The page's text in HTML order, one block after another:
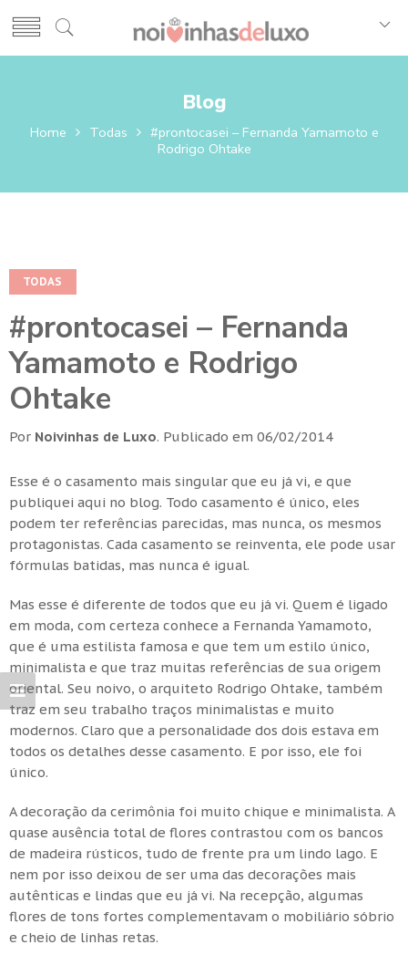
Blog
Home Todas
#prontocasei – Fernanda Yamamoto e
Rodrigo Ohtake
TODAS
#prontocasei – Fernanda
Yamamoto e Rodrigo
Ohtake
Por Noivinhas de Luxo. Publicado em 06/02/2014
Esse é o casamento mais singular que eu já vi, e que
publiquei aqui no blog. Todo casamento é único, eles
podem ter referências parecidas, mas nunca, os mesmos
protagonistas. Cada casamento se reinventa, ele pode usar
fórmulas batidas, mas nunca é igual.
Mas esse é diferente de todos que eu já vi. Quem é ligado
em moda, com certeza conhece a Fernanda Yamamoto,
que é uma estilista famosa e que tem um estilo único,
minimalista e que traz muitas referências de sua origem
oriental. Seu noivo, o arquiteto Rodrigo Ohtake, também
traz em seu trabalho traços minimalistas e muito
modernos. Claro que a personalidade dos dois estava em
todos os detalhes desse casamento. E por isso, ele foi
único.
A decoração da cerimônia foi muito chique e minimalista. A
quase ausência total de flores contrastou com os bancos
de madeira rústicos, tudo de frente pra um lindo lago. E
nem por isso deixou de ser uma das decorações mais
autênticas e lindas que eu já vi. Na recepção, algumas
flores de tons fortes complementavam o mobiliário sóbrio
e cheio de linhas retas.